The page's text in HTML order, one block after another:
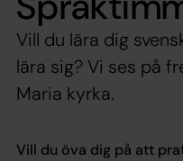
Vill du lära dig
lära sig? Vi ses på
Maria kyrka.
Vill du öva dig på att